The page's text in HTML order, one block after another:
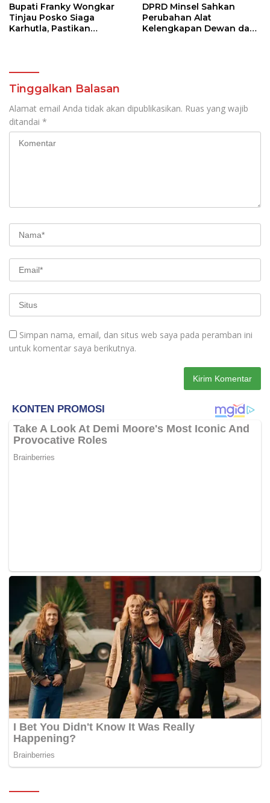
Bupati Franky Wongkar
Tinjau Posko Siaga
Karhutla, Pastikan
DPRD Minsel Sahkan
Perubahan Alat
Kelengkapan Dewan dan
Tinggalkan Balasan
Alamat email Anda tidak akan dipublikasikan. Ruas yang wajib
ditandai *
Simpan nama, email, dan situs web saya pada peramban ini
untuk komentar saya berikutnya.